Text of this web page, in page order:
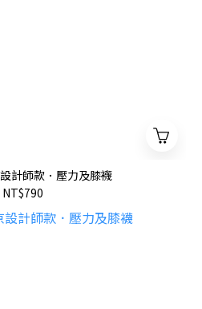
計師款．壓力及膝襪
NT$790